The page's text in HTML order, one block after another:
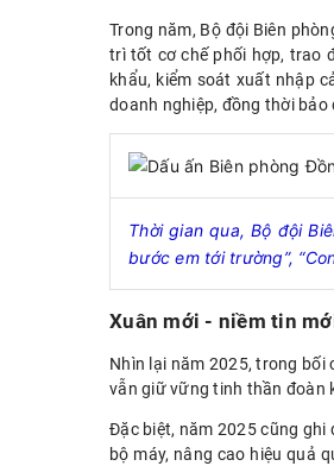
Trong năm, Bộ đội Biên
trì tốt cơ chế phối hợp, trao
khẩu, kiểm soát xuất nhập
doanh nghiệp, đồng thời
Thời gian qua, Bộ đội
bước em tới trường”,
Xuân mới - niềm tin
Nhìn lại năm 2025, trong
vẫn giữ vững tinh thần đoàn
Đặc biệt, năm 2025 cũng ghi
bộ máy, nâng cao hiệu quả